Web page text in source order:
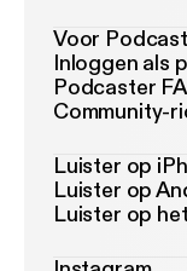
Voor
Inloggen als
Podcaster
Community-
Luister op
Luister op
Luister op